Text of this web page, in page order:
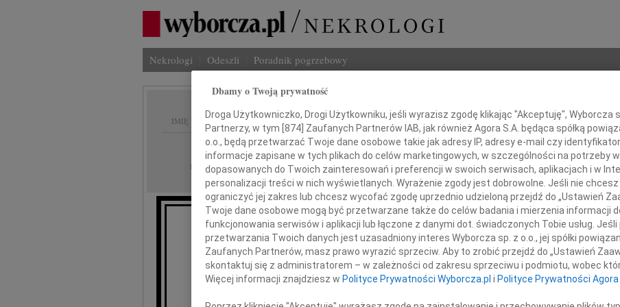
Nekrologi Odeszli Poradnik pogrzebowy
IMIĘ I NAZWISKO:
REGION: Warszawa
DATA EMISJI: 14.05.2026
Naszej drogiej Koleżance
Marcie Oborskiej
Imię i
INNE
Naszej
Jacek
Z
W
Dbamy o Twoją prywatność
Droga Użytkowniczko, Drogi Użytkowniku, jeśli wyrazisz zgodę klikając "Akceptuję", Wyborcza
Partnerzy, w tym [874] Zaufanych Partnerów IAB, jak również Agora S.A. będąca spółką
o.o., będą przetwarzać Twoje dane osobowe takie jak adresy IP, adresy e-mail czy
informacje zapisane w tych plikach do celów marketingowych, w szczególności na potrzeby
dopasowanych do Twoich zainteresowań i preferencji w swoich serwisach, aplikacjach i w
personalizacji treści w nich wyświetlanych. Wyrażenie zgody jest dobrowolne. Jeśli nie
ograniczyć jej zakres lub chcesz wycofać zgodę uprzednio udzieloną przejdź do „Ustawień
Twoje dane osobowe mogą być przetwarzane także do celów badania i mierzenia informacji
funkcjonowania serwisów i aplikacji lub łączone z danymi dot. świadczonych Tobie usług.
przetwarzania Twoich danych jest uzasadniony interes Wyborcza sp. z o.o., jej spółki
Zaufanych Partnerów, masz prawo wyrazić sprzeciw. Aby to zrobić przejdź do „Ustawień
skontaktuj się z administratorem – w zależności od zakresu sprzeciwu i podmiotu, wobec
Więcej informacji znajdziesz w Polityce Prywatności Wyborcza.pl i Polityce Prywatności Agora